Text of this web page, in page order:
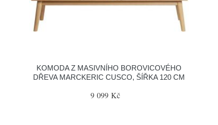
KOMODA Z MASIVNÍHO BOROVICOVÉHO
DŘEVA MARCKERIC CUSCO, ŠÍŘKA 120 CM
9 099 Kč